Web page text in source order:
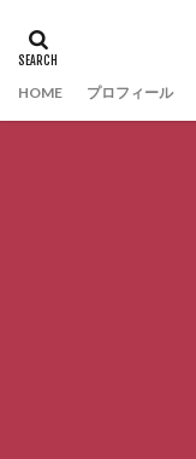
HOME プロフィール